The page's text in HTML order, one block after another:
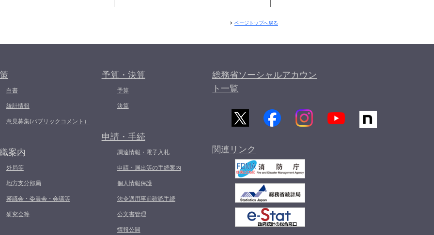
ページトップへ戻る
白書
統計情報
意見募集(パブリックコメント）
案内
外局等
地方支分部局
審議会・委員会・会議等
研究会等
予算・決算
予算
決算
申請・手続
調達情報・電子入札
申請・届出等の手続案内
個人情報保護
法令適用事前確認手続
公文書管理
情報公開
総務省ソーシャルアカウン
ト一覧
関連リンク